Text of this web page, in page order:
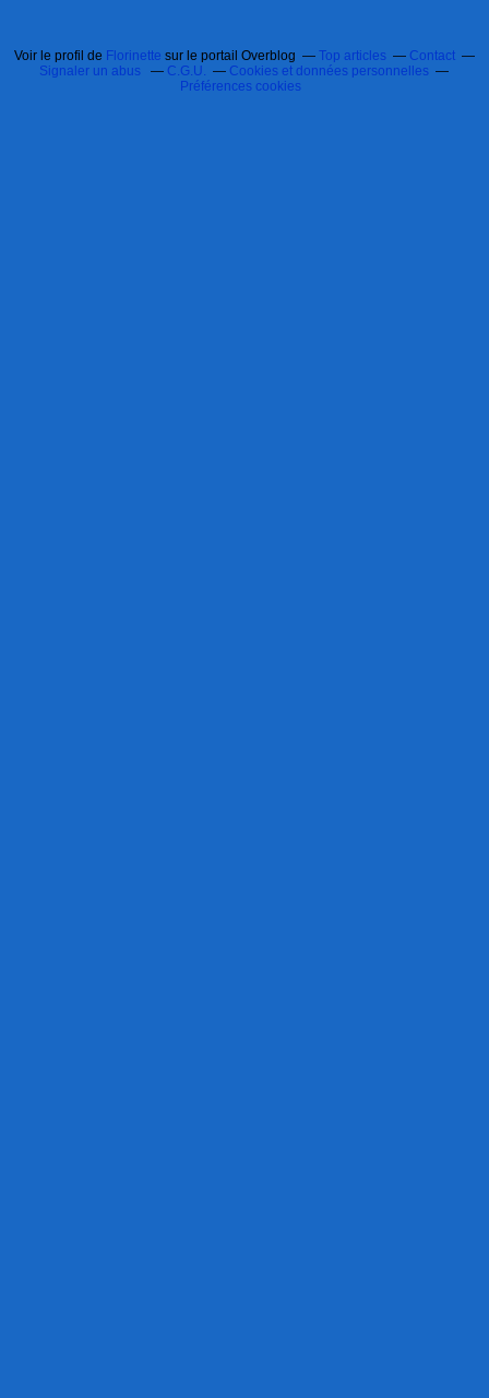
Voir le profil de Florinette sur le portail Overblog Top articles
Contact
Signaler un abus
C.G.U.
Cookies et données personnelles
Préférences cookies